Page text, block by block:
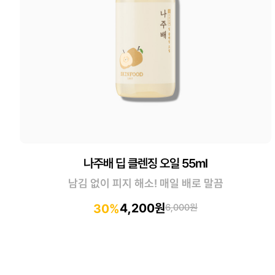
나주배 딥 클렌징 오일 55ml
남김 없이 피지 해소! 매일 배로 말끔
30%4,200원6,000원